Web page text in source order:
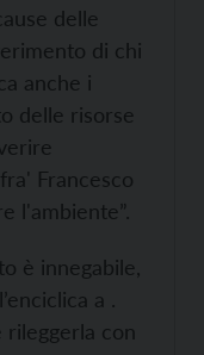
delle
di chi
anche i
delle risorse
Francesco
l'ambiente”.
è innegabile,
a .
rileggerla con